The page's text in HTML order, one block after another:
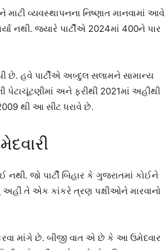
વ્યવસ્થાપનના નિષ્ણાત માનવામાં આવે
નથી. જયારે પાર્ટીએ 2024માં 400ને પાર
છે. હવે પાર્ટીએ અબ્દુલ સલામને સામાન્ય
પેટાચૂંટણીમાં અને ફરીથી 2021માં અહીંથી
થી આ સીટ ધરાવે છે.
નથી. જો પાર્ટી બિહાર કે ગુજરાતમાં કોઈને
અહીં તે એક કાંકરે ત્રણ પક્ષીઓને મારવાનો
માંગે છે. બીજી વાત એ છે કે આ ઉમેદવાર